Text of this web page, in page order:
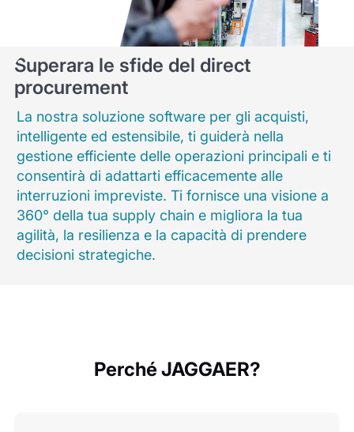
Superara le sfide del direct
procurement
La nostra soluzione software per gli acquisti,
intelligente ed estensibile, ti guiderà nella
gestione efficiente delle operazioni principali e ti
consentirà di adattarti efficacemente alle
interruzioni impreviste. Ti fornisce una visione a
360° della tua supply chain e migliora la tua
agilità, la resilienza e la capacità di prendere
decisioni strategiche.
Perché JAGGAER?